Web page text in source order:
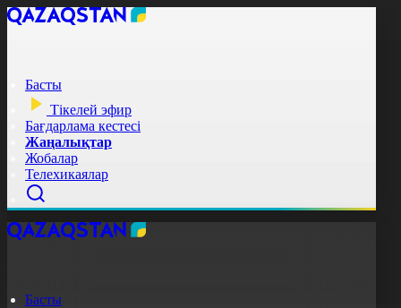
Басты
Тікелей эфир
Бағдарлама кестесі
Жаңалықтар
Жобалар
Телехикаялар
Басты